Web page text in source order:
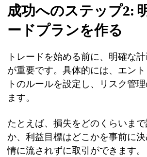
成功へのステップ2:
ードプランを作る
トレードを始める前に、明確な
が重要です。具体的には、エン
トのルールを設定し、リスク管
ます。
たとえば、損失をどのくらいま
か、利益目標はどこかを事前に
情に流されずに取引ができます。